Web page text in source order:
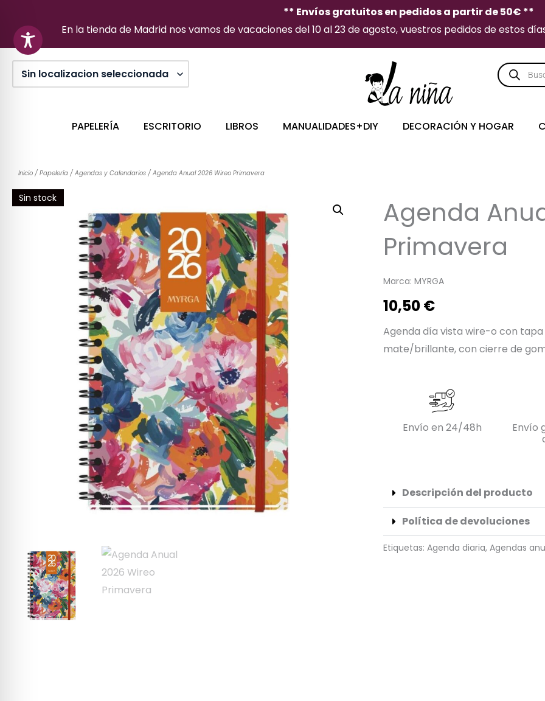
contenido
** Envíos gratuitos en pedidos a partir de 50€ **
En la tienda de Madrid nos vamos de vacaciones del 10 al 23 de agosto, vuestros pedidos de estos
Búsqueda
de
PAPELERÍA ESCRITORIO LIBROS MANUALIDADES+DIY DECORACIÓN Y HOGAR
Inicio / Papelería / Agendas y Calendarios / Agenda Anual 2026 Wireo Primavera
Sin stock
Agenda
Primavera
Marca: MYRGA
10,50€
Agenda día vista wire-o con
mate/brillante, con cierre de
Envío en 24/48h
Envío
Descripción del producto
Política de devoluciones
Etiquetas: Agenda diaria, Agendas